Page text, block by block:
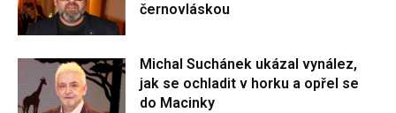
černovláskou
Michal Suchánek ukázal vynález,
jak se ochladit v horku a opřel se
do Macinky